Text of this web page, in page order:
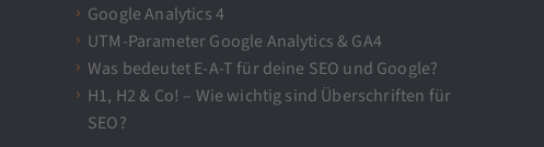
Google Analytics 4
UTM-Parameter Google Analytics & GA4
Was bedeutet E-A-T für deine SEO und Google?
H1, H2 & Co! – Wie wichtig sind Überschriften für
SEO?